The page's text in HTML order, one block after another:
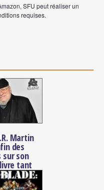
SFU peut réaliser un
requises.
Martin
des
sur son
tant
Winds